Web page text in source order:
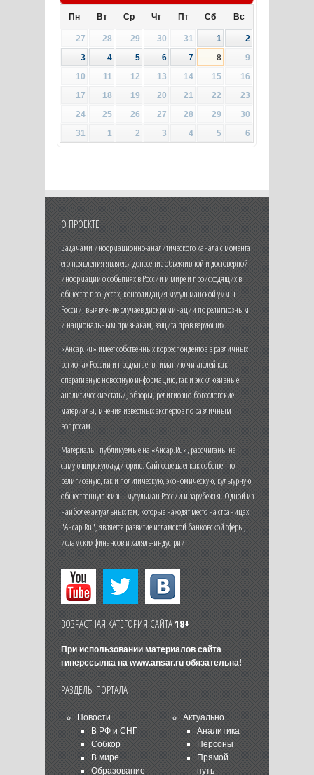
Пн Вт Ср Чт Пт Сб Вс
27 28 29 30 31 1
2
3
4 5 6 7 8
9
10
11 12 13 14 15
16
17
18 19 20 21 22
23
24
25 26 27 28 29
30
31
1 2 3 4 5 6
О ПРОЕКТЕ
Задачами информационно-аналитического канала с момента
его появления является донесение объективной и достоверной
информации о событиях в России и мире и происходящих в
обществе процессах, консолидация мусульманской уммы
России, выявление случаев дискриминации по религиозным
и национальным признакам, защита прав верующих.
«Ансар.Ru» имеет собственных корреспондентов в различных
регионах России и предлагает вниманию читателей как
оперативную новостную информацию, так и эксклюзивные
аналитические статьи, обзоры, религиозно-богословские
материалы, мнения известных экспертов по различным
вопросам.
Материалы, публикуемые на «Ансар.Ru», рассчитаны на
самую широкую аудиторию. Сайт освещает как собственно
религиозную, так и политическую, экономическую, культурную,
общественную жизнь мусульман России и зарубежья. Одной из
наиболее актуальных тем, которые находят место на страницах
"Ансар.Ru", является развитие исламской банковской сферы,
исламских финансов и халяль-индустрии.
ВОЗРАСТНАЯ КАТЕГОРИЯ САЙТА18+
При использовании материалов сайта
гиперссылка на www.ansar.ruобязательна!
РАЗДЕЛЫ ПОРТАЛА
Новости
В РФ и СНГ
Собкор
В мире
Образование
Актуально
Аналитика
Персоны
Прямой
путь